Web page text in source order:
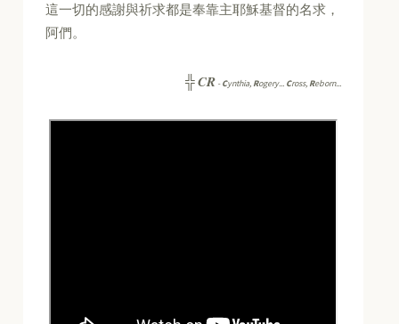
這一切的感謝與祈求都是奉靠主耶穌基督的名求，
阿們。
╬CR -Cynthia, Rogery... Cross, Reborn...